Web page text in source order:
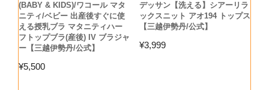
(BABY & KIDS)/ワコール マタ
ニティ/ベビー 出産後すぐに使
える授乳ブラ マタニティハー
フトップブラ(産後) IV ブラジャ
ー【三越伊勢丹/公式】
¥5,500
デッサン【洗える】シアーリラ
ックスニット アオ194 トップス
【三越伊勢丹/公式】
¥3,999